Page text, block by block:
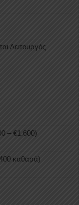
Λειτουργός
– €1.600)
καθαρά)